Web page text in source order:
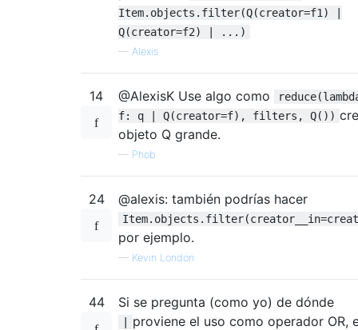
Item.objects.filter(Q(creator=f1) |
Q(creator=f2) | ...)
— Alexis
14 @AlexisK Use algo como
f: q | Q(creator=f), filters, Q())
objeto Q grande.
— Phob
24 @alexis: también podrías hacer
por ejemplo.
— Kevin London
44 Si se pregunta (como yo) de dónde
| proviene el uso como operador OR,